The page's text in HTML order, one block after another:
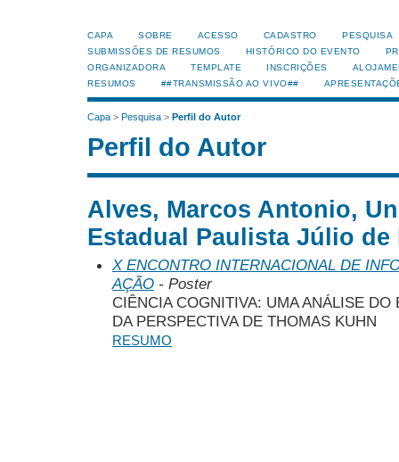
CAPA SOBRE ACESSO CADASTRO
PESQUISA
SUBMISSÕES DE RESUMOS
HISTÓRICO DO EVENTO
ORGANIZADORA
TEMPLATE INSCRIÇÕES
RESUMOS
##TRANSMISSÃO AO VIVO##
Capa > Pesquisa > Perfil do Autor
Perfil do Autor
Alves, Marcos Antonio,
Estadual Paulista Júlio
X ENCONTRO INTERNACIONAL DE
AÇÃO - Poster
CIÊNCIA COGNITIVA: UMA ANÁLISE DO
DA PERSPECTIVA DE THOMAS KUHN
RESUMO